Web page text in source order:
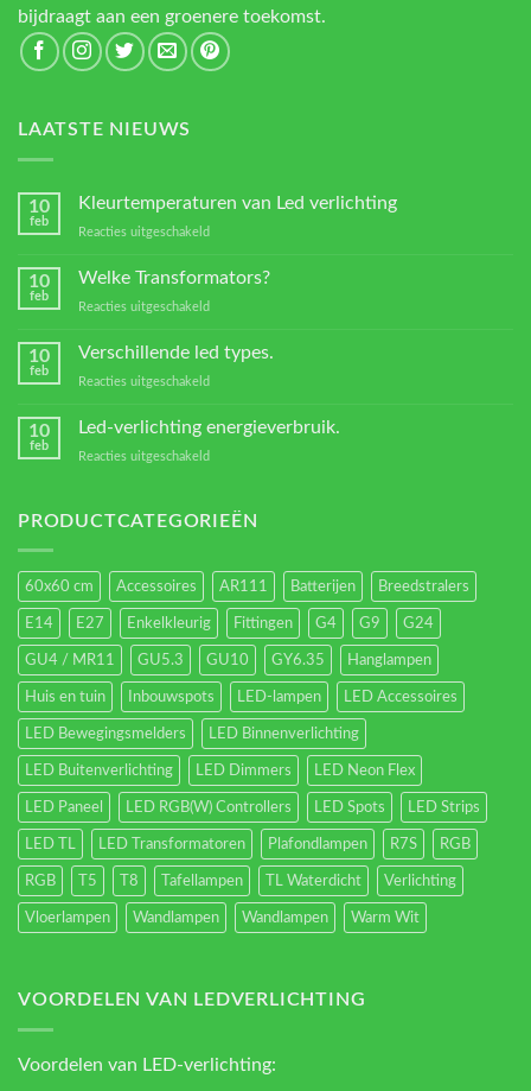
bijdraagt aan een groenere toekomst.
LAATSTE NIEUWS
10
feb
Kleurtemperaturen van Led verlichting
Reacties uitgeschakeld
verlichting
10
feb
Welke Transformators?
Reacties uitgeschakeld
Transformators?
10
feb
Verschillende led types.
Reacties uitgeschakeld
10
feb
Led-verlichting energieverbruik.
Reacties uitgeschakeld
energieverbruik.
PRODUCTCATEGORIEËN
60x60 cm Accessoires AR111 Batterijen Breedstralers
E14 E27 Enkelkleurig Fittingen G4 G9 G24
GU4 / MR11 GU5.3 GU10 GY6.35 Hanglampen
Huis en tuin Inbouwspots LED-lampen LED Accessoires
LED Bewegingsmelders LED Binnenverlichting
LED Buitenverlichting LED Dimmers LED Neon Flex
LED Paneel LED RGB(W) Controllers LED Spots LED Strips
LED TL LED Transformatoren Plafondlampen R7S RGB
RGB T5 T8 Tafellampen TL Waterdicht Verlichting
Vloerlampen Wandlampen Wandlampen Warm Wit
VOORDELEN VAN LEDVERLICHTING
Voordelen van LED-verlichting: